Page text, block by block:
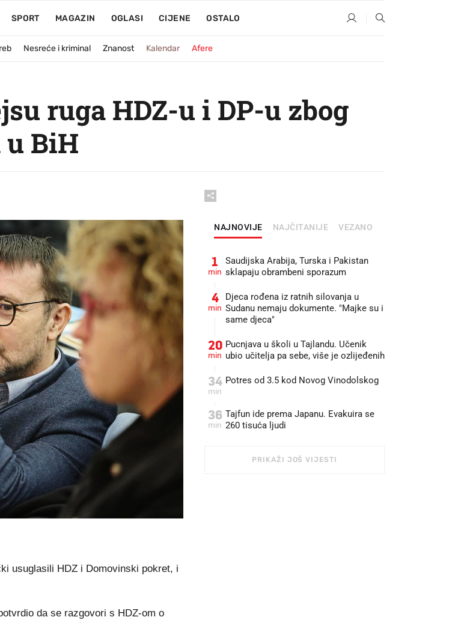
SPORT MAGAZIN OGLASI CIJENE OSTALO
Nesreće i kriminal Znanost Kalendar Afere
ruga HDZ-u i DP-u zbog
BiH
usuglasili HDZ i Domovinski pokret, i
da se razgovori s HDZ-om o
NAJNOVIJE NAJČITANIJE VEZANO
1
min
Saudijska Arabija, Turska i Pakistan
sklapaju obrambeni sporazum
4
min
Djeca rođena iz ratnih silovanja u
Sudanu nemaju dokumente. "Majke su i
same djeca"
20
min
Pucnjava u školi u Tajlandu. Učenik
ubio učitelja pa sebe, više je ozlijeđenih
34
min
Potres od 3.5 kod Novog Vinodolskog
36
min
Tajfun ide prema Japanu. Evakuira se
260 tisuća ljudi
PRIKAŽI JOŠ VIJESTI